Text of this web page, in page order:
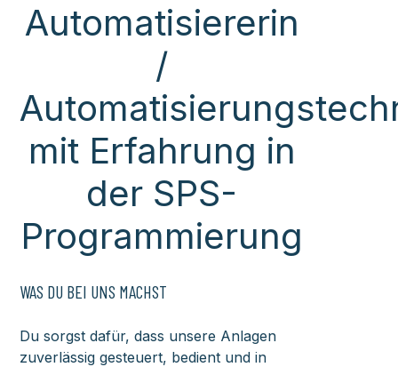
Automatisiererin
/
mit Erfahrung in
der SPS-
Programmierung
WAS DU BEI UNS MACHST
Du sorgst dafür, dass unsere Anlagen
zuverlässig gesteuert, bedient und in